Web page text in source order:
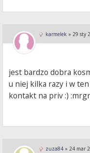
karmelek » 29 sty
jest bardzo dobra
u niej kilka razy i w
kontakt na priv :)
zuza84 » 24 mar